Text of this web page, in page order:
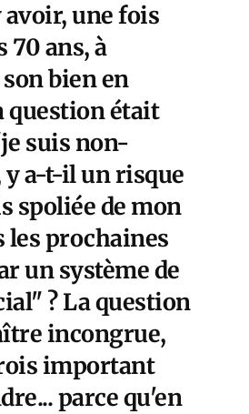
une fois
70 ans, à
bien en
question était
suis non-
y a-t-il un risque
spoliée de mon
les prochaines
un système de
? La question
incongrue,
important
parce qu'en